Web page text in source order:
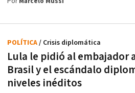
Lula le pidió al embajador
Brasil y el escándalo
niveles inéditos
POLÍTICA/ Crisis diplomática